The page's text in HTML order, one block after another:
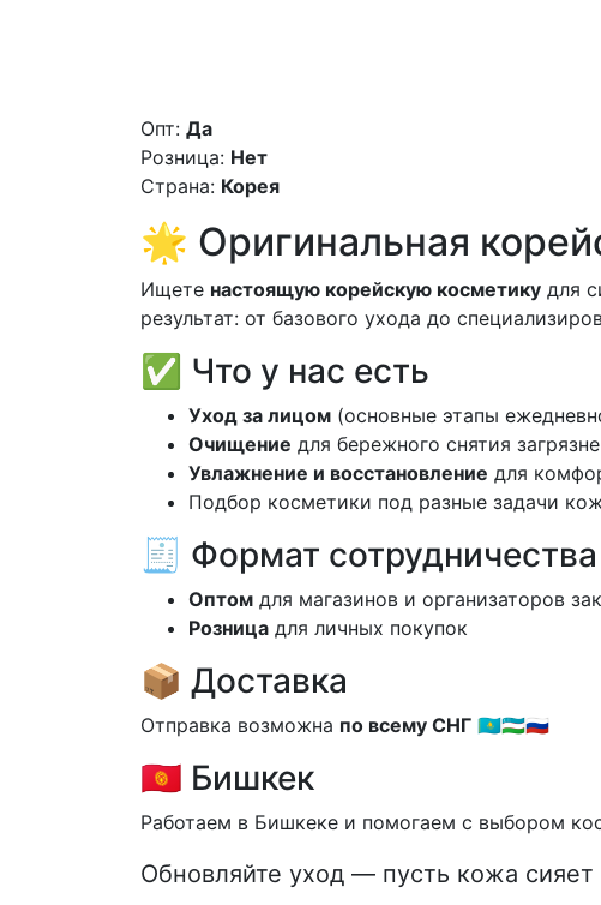
Опт: Да
Розница: Нет
Страна: Корея
🌟 Оригинальная
Ищете настоящую корейскую косметику для
результат: от базового ухода до
✅ Что у нас есть
Уход за лицом (основные этапы
Очищение для бережного снятия
Увлажнение и восстановление для
Подбор косметики под разные задачи
🧾 Формат сотрудничества
Оптом для магазинов и организаторов
Розница для личных покупок
📦 Доставка
Отправка возможна по всему СНГ 🇰🇿🇺🇿🇷🇺
🇰🇬 Бишкек
Работаем в Бишкеке и помогаем с выбором
Обновляйте уход — пусть кожа